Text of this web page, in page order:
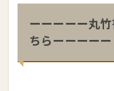
ーーーーー丸
ちらーーーーー